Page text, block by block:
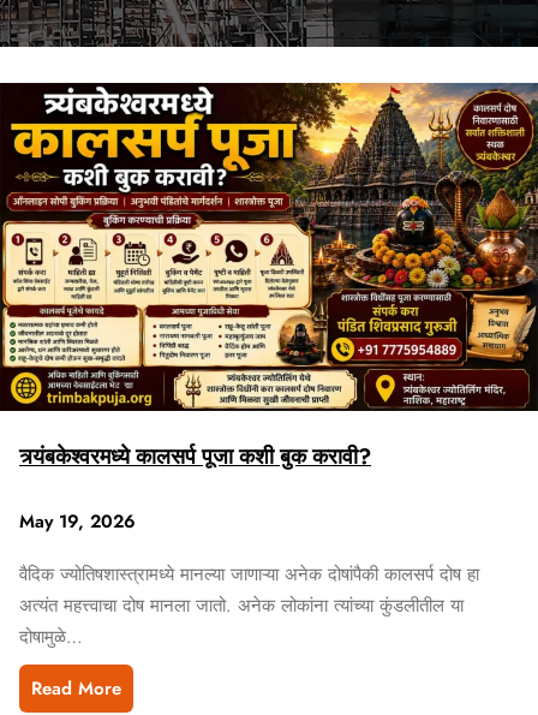
त्र्यंबकेश्वरमध्ये कालसर्प पूजा कशी बुक करावी?
May 19, 2026
वैदिक ज्योतिषशास्त्रामध्ये मानल्या जाणाऱ्या अनेक दोषांपैकी कालसर्प दोष हा
अत्यंत महत्त्वाचा दोष मानला जातो. अनेक लोकांना त्यांच्या कुंडलीतील या
दोषामुळे…
Read More